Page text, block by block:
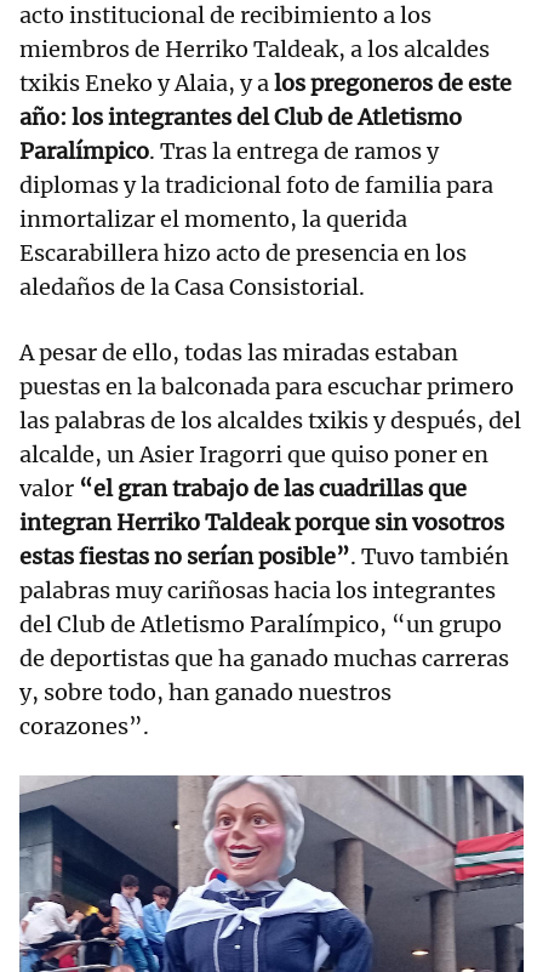
acto institucional de recibimiento a los
miembros de Herriko Taldeak, a los alcaldes
txikis Eneko y Alaia, y alos pregoneros de este
año: los integrantes del Club de Atletismo
Paralímpico. Tras la entrega de ramos y
diplomas y la tradicional foto de familia para
inmortalizar el momento, la querida
Escarabillera hizo acto de presencia en los
aledaños de la Casa Consistorial.
A pesar de ello, todas las miradas estaban
puestas en la balconada para escuchar primero
las palabras de los alcaldes txikis y después, del
alcalde, un Asier Iragorri que quiso poner en
valor “el gran trabajo de las cuadrillas que
integran Herriko Taldeak porque sin vosotros
estas fiestas no serían posible”. Tuvo también
palabras muy cariñosas hacia los integrantes
del Club de Atletismo Paralímpico, “un grupo
de deportistas que ha ganado muchas carreras
y, sobre todo, han ganado nuestros
corazones”.